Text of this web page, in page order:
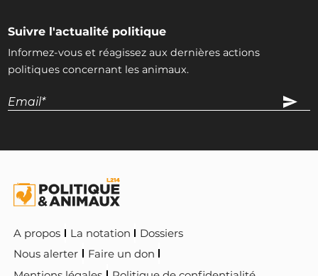
Suivre l'actualité politique
Informez-vous et réagissez aux dernières actions
politiques concernant les animaux.
A propos La notation
Dossiers
Nous alerter
Faire un don